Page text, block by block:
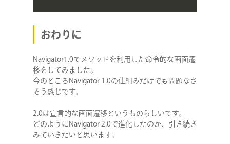
おわりに
Navigator1.0でメソッドを利用した命令的な画面遷
移をしてみました。
今のところNavigator 1.0の仕組みだけでも問題なさ
そう感じです。
2.0は宣言的な画面遷移というものらしいです。
どのようにNavigator 2.0で進化したのか、引き続き
みていきたいと思います。